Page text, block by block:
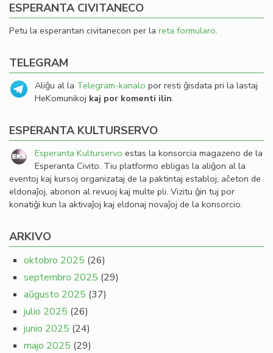
ESPERANTA CIVITANECO
Petu la esperantan civitanecon per la reta formularo.
TELEGRAM
Aliĝu al la Telegram-kanalo por resti ĝisdata pri la lastaj
HeKomunikoj kaj por komenti ilin.
ESPERANTA KULTURSERVO
Esperanta Kulturservo estas la konsorcia magazeno de la
Esperanta Civito. Tiu platformo ebligas la aliĝon al la
eventoj kaj kursoj organizataj de la paktintaj establoj, aĉeton de
eldonaĵoj, abonon al revuoj kaj multe pli. Vizitu ĝin tuj por
konatiĝi kun la aktivaĵoj kaj eldonaj novaĵoj de la konsorcio.
ARKIVO
oktobro 2025 (26)
septembro 2025 (29)
aŭgusto 2025 (37)
julio 2025 (26)
junio 2025 (24)
majo 2025 (29)